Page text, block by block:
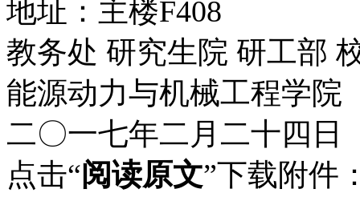
地址：主楼F408
教务处 研究生院 研工部
能源动力与机械工程学院
二〇一七年二月二十四日
点击“阅读原文”下载附件